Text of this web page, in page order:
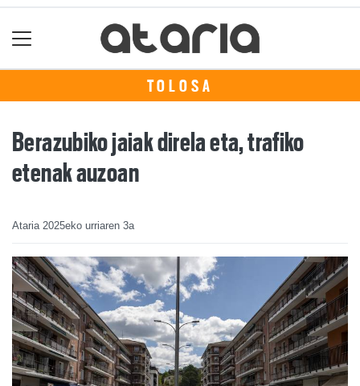
TOLOSA
Berazubiko jaiak direla eta, trafiko
etenak auzoan
Ataria 2025eko urriaren 3a